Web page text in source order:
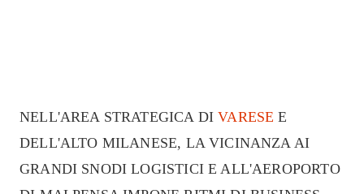
NELL'AREA STRATEGICA DIVARESE E
DELL'ALTO MILANESE, LA VICINANZA AI
GRANDI SNODI LOGISTICI E ALL'AEROPORTO